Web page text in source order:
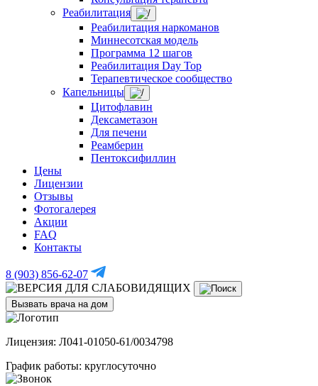
Реабилитация
Реабилитация наркоманов
Миннесотская модель
Программа 12 шагов
Реабилитация Day Top
Терапевтическое сообщество
Капельницы
Цитофлавин
Дексаметазон
Для печени
Реамберин
Пентоксифиллин
Цены
Лицензии
Отзывы
Фотогалерея
Акции
FAQ
Контакты
8 (903) 856-62-07
Вызвать врача на дом
Лицензия: Л041-01050-61/0034798
График работы: круглосуточно